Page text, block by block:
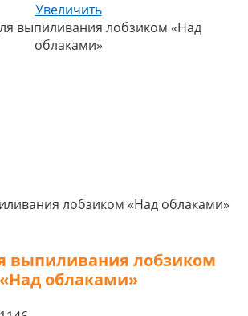
Увеличить
лобзиком «Над облаками»
выпиливания лобзиком
«Над облаками»